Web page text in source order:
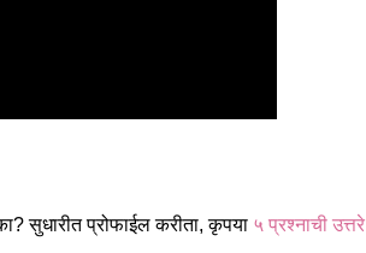
सुधारीत प्रोफाईल करीता, कृपया ५ प्रश्नाची उत्तरे